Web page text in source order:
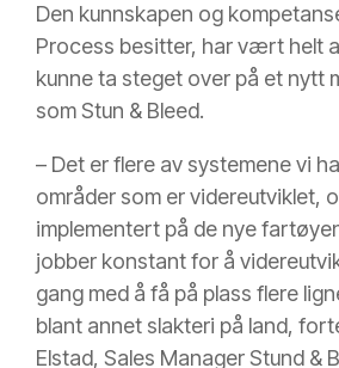
Den kunnskapen og
Process besitter, har vært helt
kunne ta steget over på et nytt
som Stun & Bleed.
– Det er flere av systemene vi
områder som er videreutviklet,
implementert på de nye
jobber konstant for å
gang med å få på plass flere
blant annet slakteri på land,
Elstad, Sales Manager Stund &